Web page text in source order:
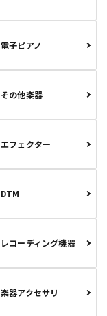
電子ピアノ
その他楽器
エフェクター
DTM
レコーディング機器
楽器アクセサリ